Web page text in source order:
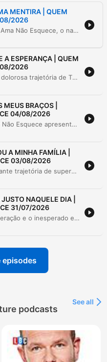
MENTIRA | QUEM
08/2026
Neste episódio do podcast Quem Ama Não Esquece, o narrador Fred compartilha um relato pessoal sobre a fragilidade da confiança em um relacionamento. Após cinco anos de sacrifícios e economia rigorosa para a compra de uma casa própria, o casal enfrenta uma crise devastadora quando Silvia, a parceira de Fred, revela ter perdido todas as economias do casal em um golpe financeiro. A narrativa explora as nuances de uma traição que não envolve outra pessoa, mas sim a quebra da lealdade e do planejamento compartilhado. O relato detalha o impacto emocional de descobrir que o sonho de uma vida foi destruído por segredos e decisões unilaterais, levantando questionamentos sobre se o amor é suficiente para restaurar a segurança em um casamento após uma perda tão profunda.
A ESPERANÇA | QUEM
08/2026
O episódio narra a emocionante e dolorosa trajetória de Thaís, desde o reencontro com seu marido Reginaldo até as graves complicações de saúde de sua filha Olívia. A história detalha a luta contra diagnósticos difíceis como mielomeningocele e meningite, culminando na notícia devastadora de que a bebê entraria em cuidados paliativos. O relato descreve o período de cuidados paliativos após 17 cirurgias e o falecimento da criança em abril de 2025. A narradora detalha os momentos finais de conexão e o processo de luto e superação que a família enfrenta desde então.
BRAÇOS |
04/08/2026
O episódio do podcast Quem Ama Não Esquece apresenta o relato emocionante de João Pedro sobre a jornada de superação e fé de sua família. Após enfrentar a perda traumática de dois bebês em gestações distintas, o casal vive a inesperada e intensa experiência de um parto de emergência no meio de um congestionamento de estrada. A narrativa detalha os desafios emocionais da espera, o medo do desconhecido e a força necessária para manter a esperança diante das adversidades. É uma história sobre resiliência, paciência e a crença de que os milagres acontecem no tempo certo.
A MINHA FAMÍLIA |
03/08/2026
Vanessa compartilha sua emocionante trajetória de superação, desde uma adolescência marcada pela falta de afeto familiar e uma gravidez precoce aos 16 anos, até enfrentar o abandono do pai e um relacionamento instável que a sobrecarregou com responsabilidades sozinha. Após enfrentar grandes dificuldades para criar seu filho Antônio, ela relata como encontrou em Lucas um companheiro íntegro e disposto a construir uma família real. A história destaca o processo de cura emocional e reconciliação familiar, mediado pelo apoio de Lucas, que a incentivou a perdoar o pai antes de seu falecimento. O relato termina com uma reflexão sobre como encontrar a pessoa certa pode transformar a vida, trazendo segurança, crescimento pessoal e a possibilidade de um novo recomeço.
NAQUELE DIA |
31/07/2026
Um relato emocionante sobre superação e o inesperado encontro do amor. A narradora descreve como a descoberta de uma traição pelo noivo, na véspera do casamento, destruiu seus planos de cinco anos e sua estabilidade emocional. Em meio ao caos de um quase atropelamento, surge a figura de um taxista que oferece não apenas auxílio físico, mas o suporte necessário para atravessar o luto de um relacionamento perdido. A história acompanha a transição da dor profunda para o florescimento de uma nova conexão, baseada na paciência e no respeito ao tempo de cura. O episódio explora como o fim de um ciclo traumático abriu caminho para um relacionamento construído sobre a admiração e a segurança emocional.
episodes
podcasts
See all